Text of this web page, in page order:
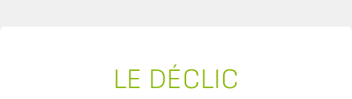
LE DÉCLIC